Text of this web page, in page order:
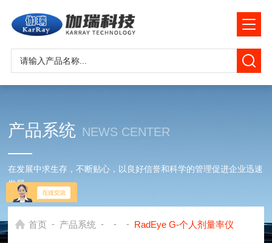
产品系统 NEWS CENTER
在发展中求生存，不断贴心，以良好信誉和科学的管理促进企业迅速
发展
首页 - 产品系统 - - - RadEye G-个人剂量率仪